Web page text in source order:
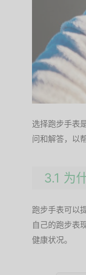
选择跑步手表
问和解答，以
3.1 为
跑步手表可以
自己的跑步表
健康状况。